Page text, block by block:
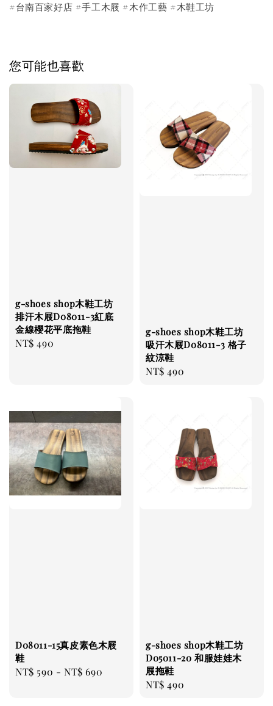
#台南百家好店 #手工木屐 #木作工藝 #木鞋工坊
您可能也喜歡
g-shoes shop木鞋工坊
排汗木屐D08011-3紅底
金線櫻花平底拖鞋
Regular
NT$ 490
g-shoes shop木鞋工坊
吸汗木屐D08011-3 格子
紋涼鞋
Regular
NT$ 490
D08011-15真皮素色木屐
鞋
Regular
NT$ 590 -NT$ 690
g-shoes shop木鞋工坊
D05011-20 和服娃娃木
屐拖鞋
Regular
NT$ 490